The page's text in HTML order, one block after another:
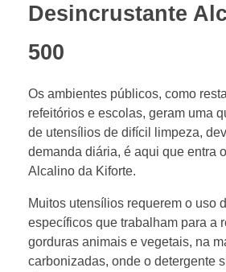
Desincrustante
500
Os ambientes públicos, como
refeitórios e escolas, geram uma
de utensílios de difícil limpeza,
demanda diária, é aqui que entra
Alcalino da Kiforte.
Muitos utensílios requerem o uso
específicos que trabalham para a
gorduras animais e vegetais, na
carbonizadas, onde o detergente